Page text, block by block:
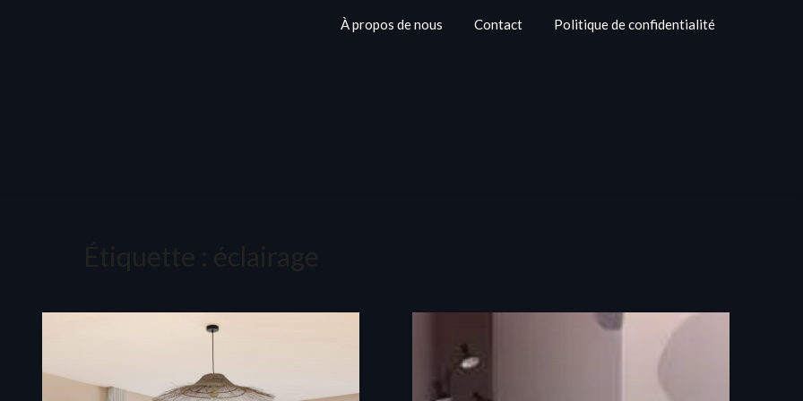
À propos de nous Contact Politique de confidentialité